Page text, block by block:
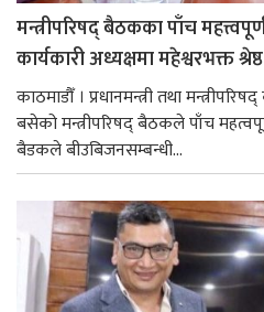
मन्त्रीपरिषद् बैठकका पाँच
कार्यकारी अध्यक्षमा महेश्वरभक्त
काठमाडौँ । प्रधानमन्त्री तथा
बसेको मन्त्रीपरिषद् बैठकले पाँच
बैडकले बीउबिजनसम्बन्धी...